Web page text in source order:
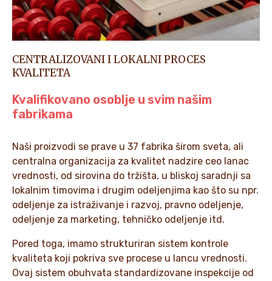
CENTRALIZOVANI I LOKALNI PROCES
KVALITETA
Kvalifikovano osoblje u svim našim
fabrikama
Naši proizvodi se prave u 37 fabrika širom sveta, ali
centralna organizacija za kvalitet nadzire ceo lanac
vrednosti, od sirovina do tržišta, u bliskoj saradnji sa
lokalnim timovima i drugim odeljenjima kao što su npr.
odeljenje za istraživanje i razvoj, pravno odeljenje,
odeljenje za marketing, tehničko odeljenje itd.
Pored toga, imamo strukturiran sistem kontrole
kvaliteta koji pokriva sve procese u lancu vrednosti.
Ovaj sistem obuhvata standardizovane inspekcije od